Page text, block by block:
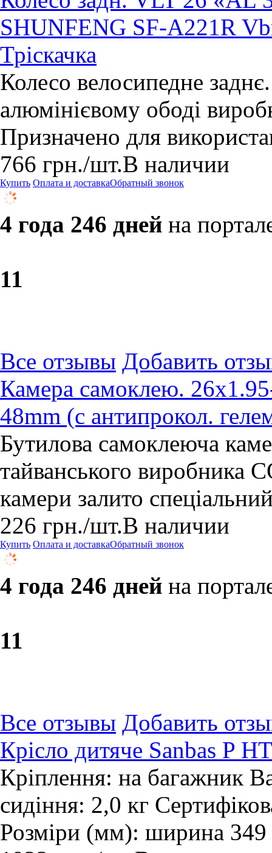
SHUNFENG SF-A221R
Тріскачка
Колесо велосипедне
алюмінієвому ободі
Призначено для
766 грн./шт.В наличии
Купить Оплата и доставкаОбратный звонок
4 года 246 дней на
11
Все отзывы Добавить
Камера самоклею.
48mm (с антипрокол.
Бутилова самоклеюча
тайванського виробника
камери залито
226 грн./шт.В наличии
Купить Оплата и доставкаОбратный звонок
4 года 246 дней на
11
Все отзывы Добавить
Крiсло дитяче Sanbas P
Кріплення: на багажник
сидіння: 2,0 кг
Розміри (мм): ширина